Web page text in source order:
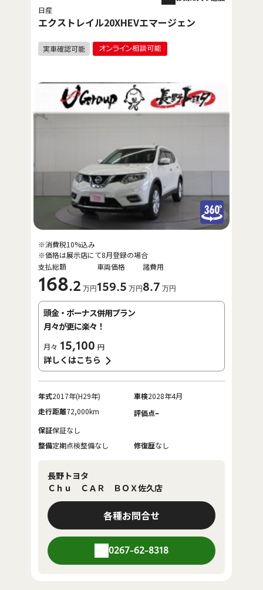
日産
エクストレイル20XHEVエマージェン
支払総額
168.2 万円
車両価格
159.5 万円
諸費用
8.7 万円
※消費税10%込み
※価格は展示店にて8月登録の場合
頭金・ボーナス併用プラン
月々が更に楽々！
月々 15,100 円
詳しくはこちら
年式2017年(H29年) 車検2028年4月
走行距離72,000km 評価点-
保証保証なし
整備定期点検整備なし 修復歴なし
長野トヨタ
Ｃｈｕ ＣＡＲ ＢＯＸ佐久店
各種お問合せ
0267-62-8318